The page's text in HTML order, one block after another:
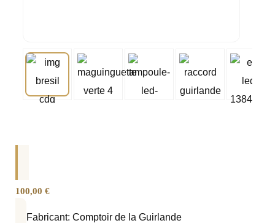
100,00 €
Fabricant: Comptoir de la Guirlande